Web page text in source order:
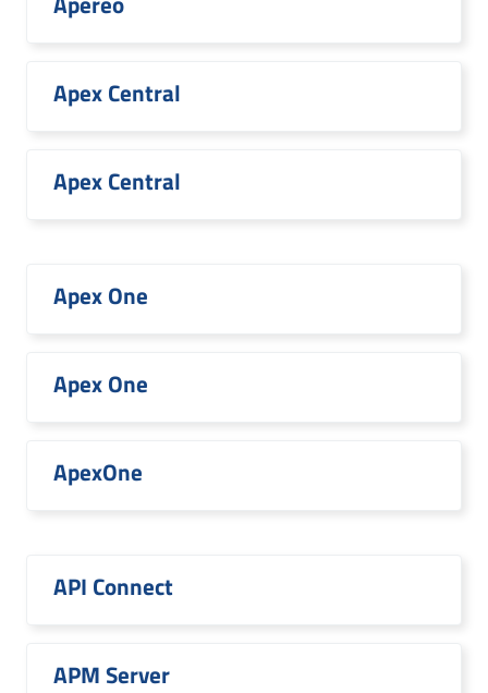
Apex Central
Apex Central
Apex One
Apex One
ApexOne
API Connect
APM Server